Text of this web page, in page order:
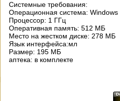
Системные требования:
Операционная система:
Процессор: 1 ГГц
Оперативная память: 512 МБ
Место на жестком диске: 278 МБ
Язык интерфейса:мл
Размер: 195 МБ
аптека: в комплекте